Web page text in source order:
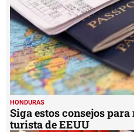
HONDURAS
Siga estos consejos
turista de EEUU